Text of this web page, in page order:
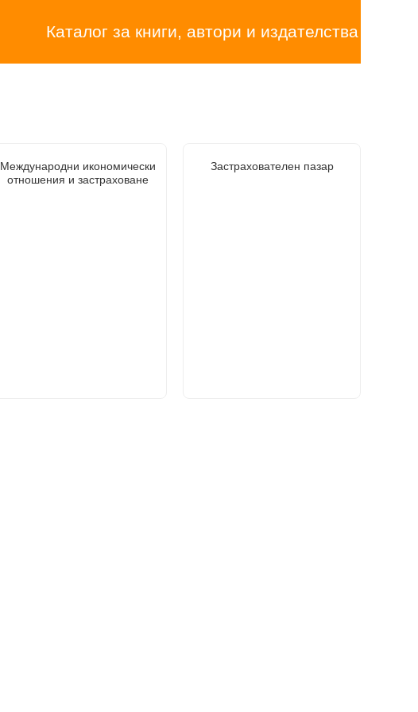
Каталог за книги, автори и издателства
Международни икономически
отношения и застраховане
Застрахователен пазар